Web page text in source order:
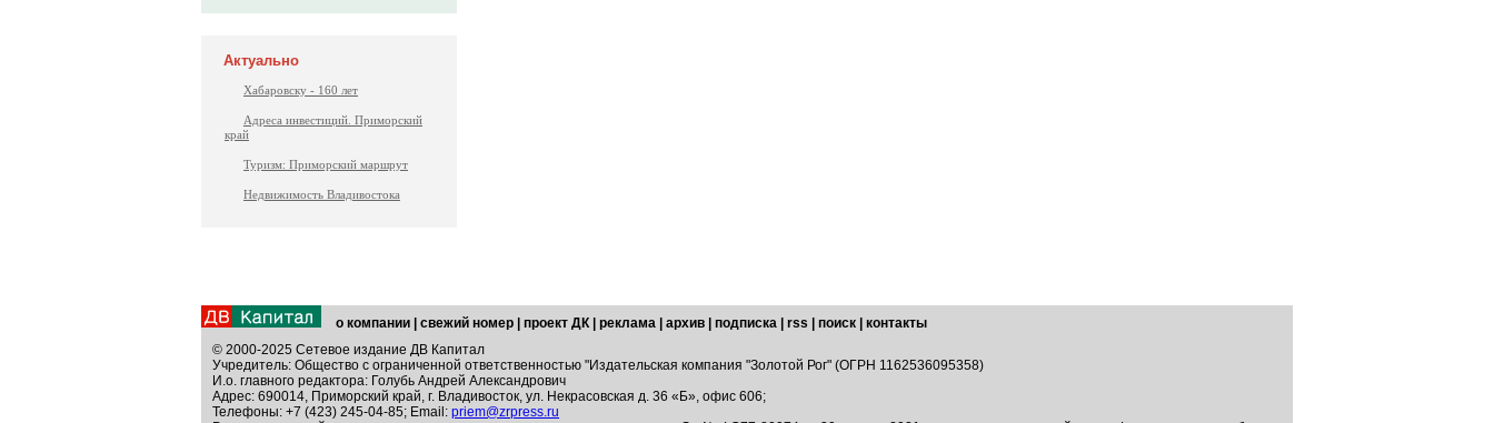
Актуально
Хабаровску - 160 лет
Адреса инвестиций. Приморский
край
Туризм: Приморский маршрут
Недвижимость Владивостока
о компании свежий номер проект ДК реклама архив подписка rss поиск
контакты
© 2000-2025 Сетевое издание ДВ Капитал
Учредитель: Общество с ограниченной ответственностью "Издательская компания "Золотой Рог" (ОГРН 1162536095358)
И.о. главного редактора: Голубь Андрей Александрович
Адрес: 690014, Приморский край, г. Владивосток, ул. Некрасовская д. 36 «Б», офис 606;
Телефоны: +7 (423) 245-04-85; Email: priem@zrpress.ru